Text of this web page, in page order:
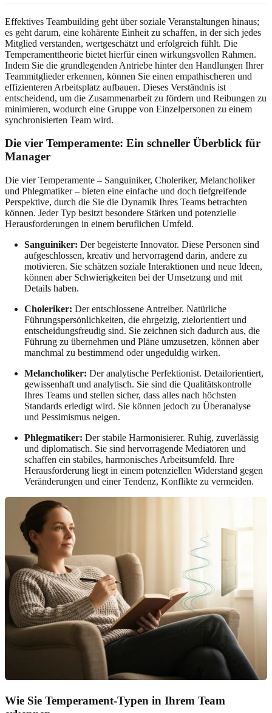
Effektives Teambuilding geht über soziale Veranstaltungen hinaus;
es geht darum, eine kohärente Einheit zu schaffen, in der sich jedes
Mitglied verstanden, wertgeschätzt und erfolgreich fühlt. Die
Temperamenttheorie bietet hierfür einen wirkungsvollen Rahmen.
Indem Sie die grundlegenden Antriebe hinter den Handlungen Ihrer
Teammitglieder erkennen, können Sie einen empathischeren und
effizienteren Arbeitsplatz aufbauen. Dieses Verständnis ist
entscheidend, um die Zusammenarbeit zu fördern und Reibungen zu
minimieren, wodurch eine Gruppe von Einzelpersonen zu einem
synchronisierten Team wird.
Die vier Temperamente: Ein schneller Überblick für
Manager
Die vier Temperamente – Sanguiniker, Choleriker, Melancholiker
und Phlegmatiker – bieten eine einfache und doch tiefgreifende
Perspektive, durch die Sie die Dynamik Ihres Teams betrachten
können. Jeder Typ besitzt besondere Stärken und potenzielle
Herausforderungen in einem beruflichen Umfeld.
Sanguiniker: Der begeisterte Innovator. Diese Personen sind
aufgeschlossen, kreativ und hervorragend darin, andere zu
motivieren. Sie schätzen soziale Interaktionen und neue Ideen,
können aber Schwierigkeiten bei der Umsetzung und mit
Details haben.
Choleriker: Der entschlossene Antreiber. Natürliche
Führungspersönlichkeiten, die ehrgeizig, zielorientiert und
entscheidungsfreudig sind. Sie zeichnen sich dadurch aus, die
Führung zu übernehmen und Pläne umzusetzen, können aber
manchmal zu bestimmend oder ungeduldig wirken.
Melancholiker: Der analytische Perfektionist. Detailorientiert,
gewissenhaft und analytisch. Sie sind die Qualitätskontrolle
Ihres Teams und stellen sicher, dass alles nach höchsten
Standards erledigt wird. Sie können jedoch zu Überanalyse
und Pessimismus neigen.
Phlegmatiker: Der stabile Harmonisierer. Ruhig, zuverlässig
und diplomatisch. Sie sind hervorragende Mediatoren und
schaffen ein stabiles, harmonisches Arbeitsumfeld. Ihre
Herausforderung liegt in einem potenziellen Widerstand gegen
Veränderungen und einer Tendenz, Konflikte zu vermeiden.
Wie Sie Temperament-Typen in Ihrem Team